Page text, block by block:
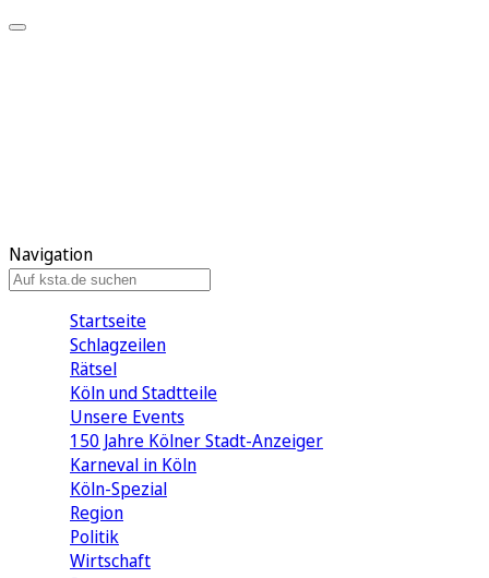
Navigation
Startseite
Schlagzeilen
Rätsel
Köln und Stadtteile
Unsere Events
150 Jahre Kölner Stadt-Anzeiger
Karneval in Köln
Köln-Spezial
Region
Politik
Wirtschaft